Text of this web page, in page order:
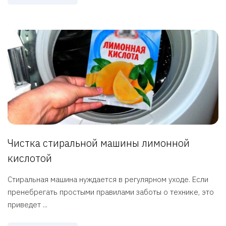
Чистка стиральной машины лимонной
кислотой
Стиральная машина нуждается в регулярном уходе. Если
пренебрегать простыми правилами заботы о технике, это
приведет ...